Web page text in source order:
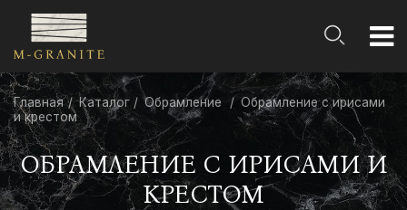
Главная Каталог Обрамление
Обрамление с ирисами
и крестом
ОБРАМЛЕНИЕ С ИРИСАМИ И
КРЕСТОМ